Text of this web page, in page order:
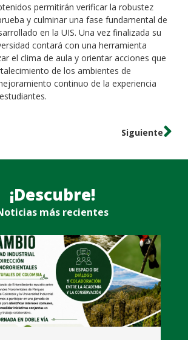
permitirán verificar la robustez
y culminar una fase fundamental de
en la UIS. Una vez finalizada su
contará con una herramienta
el clima de aula y orientar acciones que
de los ambientes de
continuo de la experiencia
Siguiente
¡Descubre!
más recientes